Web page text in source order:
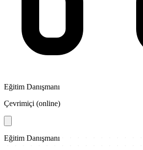
Eğitim Danışmanı
Çevrimiçi (online)
Eğitim Danışmanı